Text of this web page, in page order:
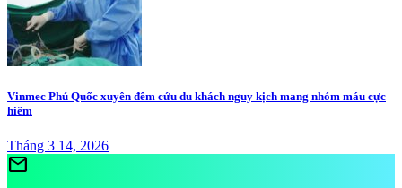
Vinmec Phú Quốc xuyên đêm cứu du khách nguy kịch mang nhóm máu cực
hiếm
Tháng 3 14, 2026
mail